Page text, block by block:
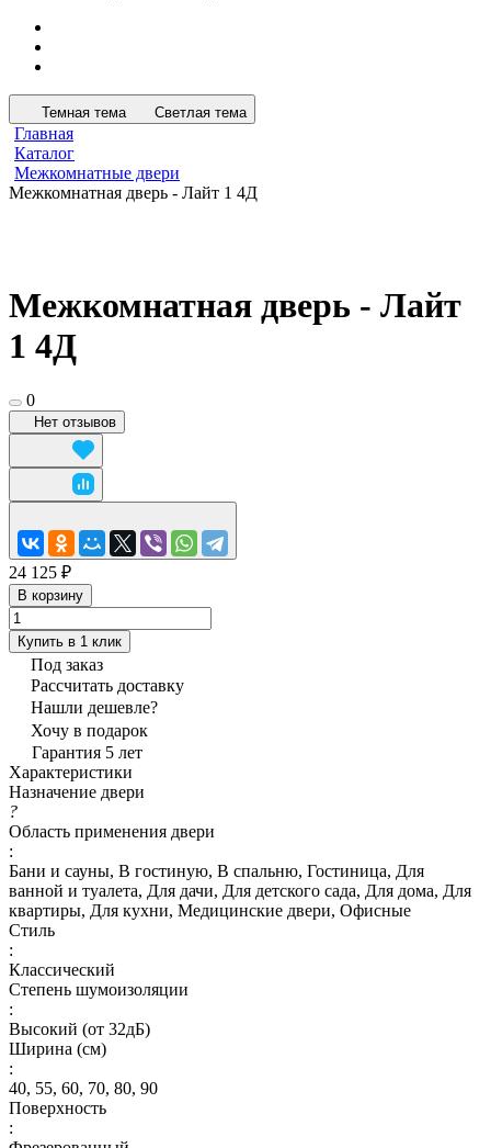
Темная тема Светлая тема
Главная
Каталог
Межкомнатные двери
Межкомнатная дверь - Лайт 1 4Д
Межкомнатная дверь - Лайт
1 4Д
0
Нет отзывов
24 125 ₽
В корзину
Купить в 1 клик
Под заказ
Рассчитать доставку
Нашли дешевле?
Хочу в подарок
Гарантия 5 лет
Характеристики
Назначение двери
?
Область применения двери
:
Бани и сауны, В гостиную, В спальню, Гостиница, Для
ванной и туалета, Для дачи, Для детского сада, Для дома, Для
квартиры, Для кухни, Медицинские двери, Офисные
Стиль
:
Классический
Степень шумоизоляции
:
Высокий (от 32дБ)
Ширина (см)
:
40, 55, 60, 70, 80, 90
Поверхность
: